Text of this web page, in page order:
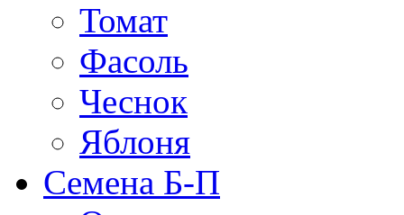
Томат
Фасоль
Чеснок
Яблоня
Семена Б-П